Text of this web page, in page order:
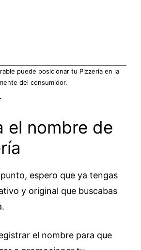
puede posicionar tu Pizzería en la
del consumidor.
el nombre de
espero que ya tengas
y original que buscabas
el nombre para que